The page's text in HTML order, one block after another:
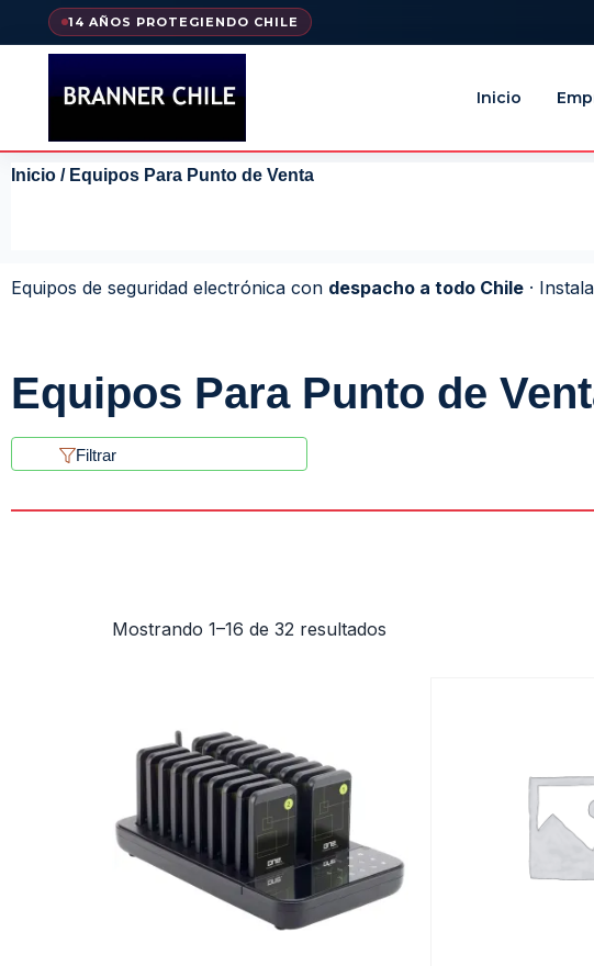
14 AÑOS PROTEGIENDO CHILE
Inicio
Inicio / Equipos Para Punto de Venta
Equipos de seguridad electrónica con despacho a todo Chile ·
Equipos Para Punto de
Filtrar
Mostrando 1–16 de 32 resultados